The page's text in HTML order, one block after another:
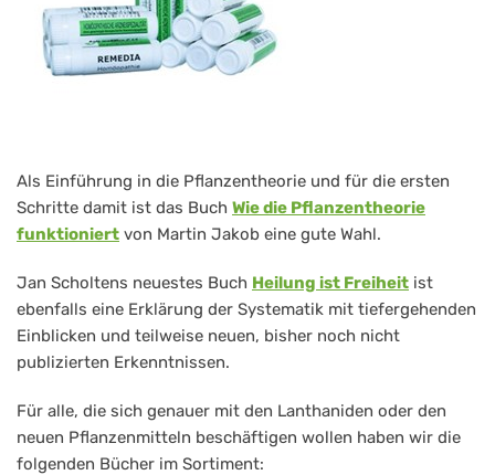
Als Einführung in die Pflanzentheorie und für die ersten
Schritte damit ist das Buch Wie die Pflanzentheorie
funktioniert von Martin Jakob eine gute Wahl.
Jan Scholtens neuestes Buch Heilung ist Freiheit ist
ebenfalls eine Erklärung der Systematik mit tiefergehenden
Einblicken und teilweise neuen, bisher noch nicht
publizierten Erkenntnissen.
Für alle, die sich genauer mit den Lanthaniden oder den
neuen Pflanzenmitteln beschäftigen wollen haben wir die
folgenden Bücher im Sortiment: